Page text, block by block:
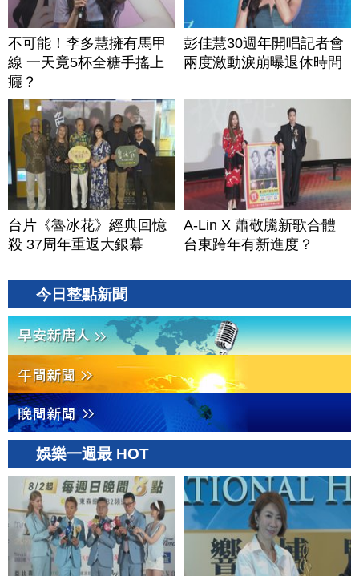
不可能！李多慧擁有馬甲
線 一天竟5杯全糖手搖上
癮？
彭佳慧30週年開唱記者會
兩度激動淚崩曝退休時間
台片《魯冰花》經典回憶
殺 37周年重返大銀幕
A-Lin X 蕭敬騰新歌合體
台東跨年有新進度？
今日整點新聞
娛樂一週最 HOT